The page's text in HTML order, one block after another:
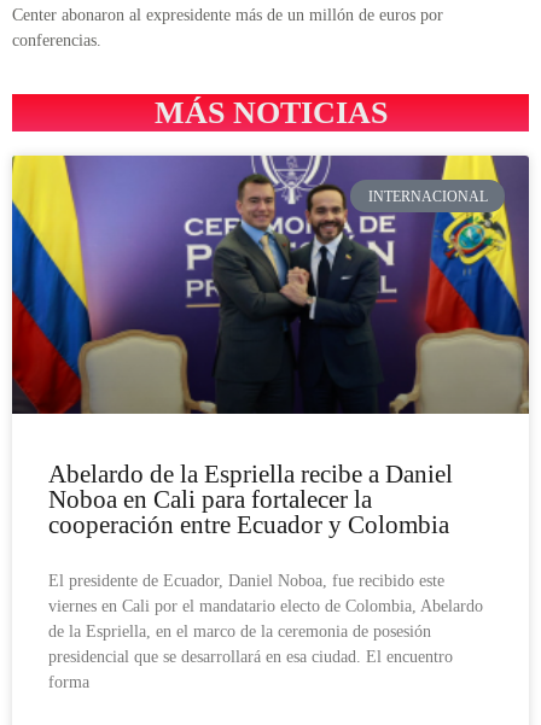
Center abonaron al expresidente más de un millón de euros por
conferencias.
MÁS NOTICIAS
INTERNACIONAL
Abelardo de la Espriella recibe a Daniel
Noboa en Cali para fortalecer la
cooperación entre Ecuador y Colombia
El presidente de Ecuador, Daniel Noboa, fue recibido este
viernes en Cali por el mandatario electo de Colombia, Abelardo
de la Espriella, en el marco de la ceremonia de posesión
presidencial que se desarrollará en esa ciudad. El encuentro
forma